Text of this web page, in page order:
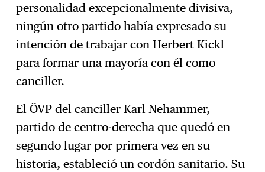
personalidad excepcionalmente divisiva,
ningún otro partido había expresado su
intención de trabajar con Herbert Kickl
para formar una mayoría con él como
canciller.
El ÖVP del canciller Karl Nehammer,
partido de centro-derecha que quedó en
segundo lugar por primera vez en su
historia, estableció un cordón sanitario. Su